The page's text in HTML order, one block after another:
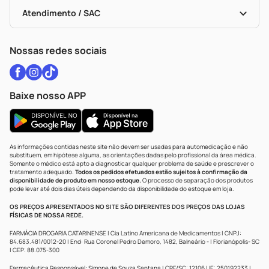
Políticas De Marketplace
Vacinas
Certificado De Segurança
Portal Da Privacidade
Atendimento / SAC
WhatsApp (47) 9202-1687
Nossas redes sociais
Baixe nosso APP
As informações contidas neste site não devem ser usadas para automedicação e não
substituem, em hipótese alguma, as orientações dadas pelo profissional da área médica.
Somente o médico está apto a diagnosticar qualquer problema de saúde e prescrever o
tratamento adequado. Todos os pedidos efetuados estão sujeitos à confirmação da
disponibilidade de produto em nosso estoque.O processo de separação dos produtos
pode levar até dois dias úteis dependendo da disponibilidade do estoque em loja.
OS PREÇOS APRESENTADOS NO SITE SÃO DIFERENTES DOS PREÇOS DAS LOJAS
FÍSICAS DE NOSSA REDE.
FARMÁCIA DROGARIA CATARINENSE | Cia Latino Americana de Medicamentos | CNPJ:
84.683.481/0012-20 | End: Rua Coronel Pedro Demoro, 1482, Balneário - | Florianópolis- SC
| CEP: 88.075-300